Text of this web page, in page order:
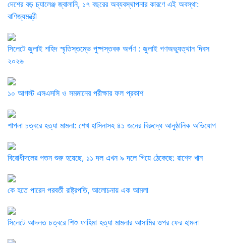
দেশের বড় চ্যালেঞ্জ জ্বালানি, ১৭ বছরের অব্যবস্থাপনার কারণে এই অবস্থা:
বাণিজ্যমন্ত্রী
সিলেটে জুলাই শহিদ স্মৃতিস্তম্ভে পুষ্পস্তবক অর্পণ : জুলাই গণঅভ্যুত্থান দিবস
২০২৬
১০ আগস্ট এসএসসি ও সমমানের পরীক্ষার ফল প্রকাশ
শাপলা চত্বরে হত্যা মামলা: শেখ হাসিনাসহ ৪১ জনের বিরুদ্ধে আনুষ্ঠানিক অভিযোগ
বিরোধীদলের পতন শুরু হয়েছে, ১১ দল এখন ৯ দলে গিয়ে ঠেকেছে: রাশেদ খান
কে হতে পারেন পরবর্তী রাষ্ট্রপতি, আলোচনায় এক আমলা
সিলেটে আদলত চত্বরে শিশু ফাহিমা হত্যা মামলার আসামির ওপর ফের হামলা